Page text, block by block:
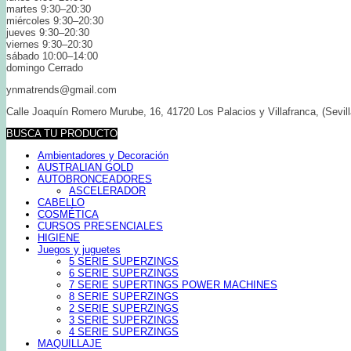
martes 9:30–20:30
miércoles 9:30–20:30
jueves 9:30–20:30
viernes 9:30–20:30
sábado 10:00–14:00
domingo Cerrado
ynmatrends@gmail.com
Calle Joaquín Romero Murube, 16, 41720 Los Palacios y Villafranca,
BUSCA TU PRODUCTO
Ambientadores y Decoración
AUSTRALIAN GOLD
AUTOBRONCEADORES
ASCELERADOR
CABELLO
COSMÉTICA
CURSOS PRESENCIALES
HIGIENE
Juegos y juguetes
5 SERIE SUPERZINGS
6 SERIE SUPERZINGS
7 SERIE SUPERTINGS POWER MACHINES
8 SERIE SUPERZINGS
2 SERIE SUPERZINGS
3 SERIE SUPERZINGS
4 SERIE SUPERZINGS
MAQUILLAJE